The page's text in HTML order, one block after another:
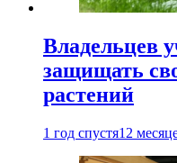
Владельцев
защищать
растений
1 год спустя12